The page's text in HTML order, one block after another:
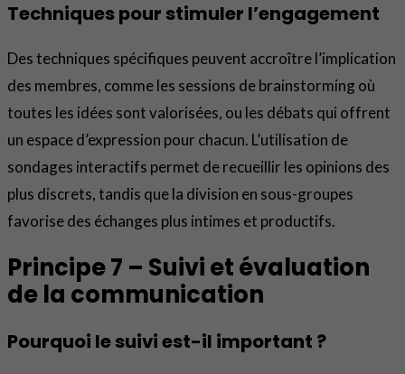
Techniques pour stimuler l’engagement
Des techniques spécifiques peuvent accroître l’implication
des membres, comme les sessions de brainstorming où
toutes les idées sont valorisées, ou les débats qui offrent
un espace d’expression pour chacun. L’utilisation de
sondages interactifs permet de recueillir les opinions des
plus discrets, tandis que la division en sous-groupes
favorise des échanges plus intimes et productifs.
Principe 7 – Suivi et évaluation
de la communication
Pourquoi le suivi est-il important ?